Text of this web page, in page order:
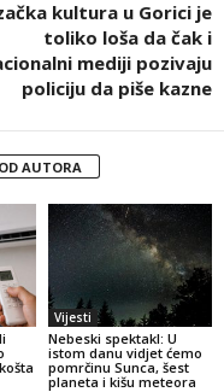
kultura u Gorici je
toliko loša da čak i
mediji pozivaju
policiju da piše kazne
AUTORA
Vijesti
Nebeski spektakl: U
istom danu vidjet ćemo
pomrčinu Sunca, šest
planeta i kišu meteora